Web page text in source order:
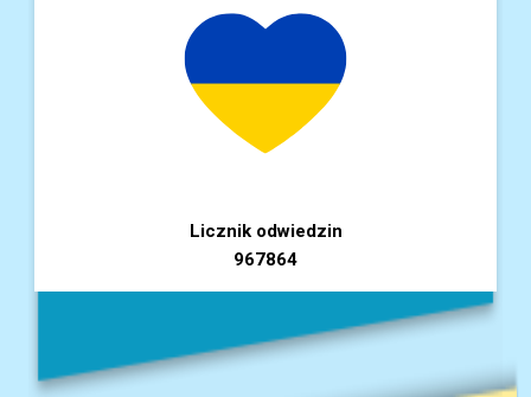
Licznik odwiedzin
967864